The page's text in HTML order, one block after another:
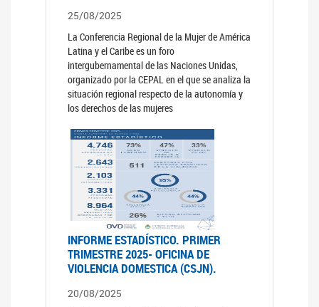
25/08/2025
La Conferencia Regional de la Mujer de América
Latina y el Caribe es un foro
intergubernamental de las Naciones Unidas,
organizado por la CEPAL en el que se analiza la
situación regional respecto de la autonomía y
los derechos de las mujeres
INFORME ESTADÍSTICO. PRIMER
TRIMESTRE 2025- OFICINA DE
VIOLENCIA DOMESTICA (CSJN).
20/08/2025